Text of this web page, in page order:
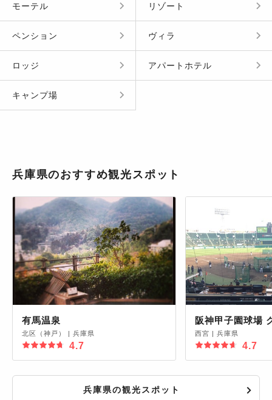
モーテル リゾート
ペンション ヴィラ
ロッジ アパートホテル
キャンプ場
兵庫県のおすすめ観光スポット
有馬温泉
北区（神戸） | 兵庫県
4.7
阪神甲子園球場
西宮 | 兵庫県
4.7
兵庫県の観光スポット